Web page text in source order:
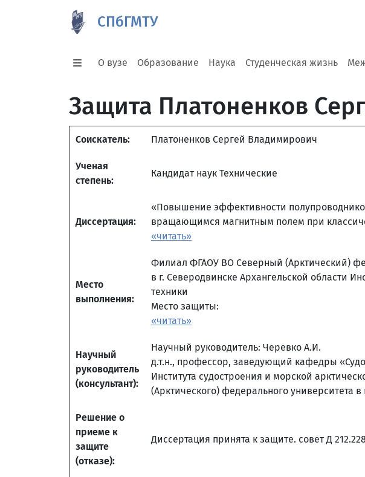
СПбГМТУ
О вузе Образование Наука Студенческая жизнь
Защита Платоненков
Соискатель: Платоненков Сергей Владимирович
Ученая
степень:
Кандидат наук Технические
Диссертация:
«Повышение эффективности
вращающимся магнитным полем при
«читать»
Место
выполнения:
Филиал ФГАОУ ВО Северный (Арктический)
в г. Северодвинске Архангельской области
техники
Место защиты:
«читать»
Научный
руководитель
(консультант):
Научный руководитель: Черевко А.И.
д.т.н., профессор, заведующий кафедры
Института судостроения и морской
(Арктического) федерального университета
Решение о
приеме к
защите
(отказе):
Диссертация принята к защите. совет Д